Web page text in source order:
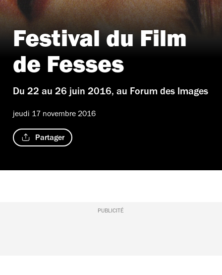
Festival du Film
de Fesses
Du 22 au 26 juin 2016, au Forum des Images
jeudi 17 novembre 2016
Partager
PUBLICITÉ